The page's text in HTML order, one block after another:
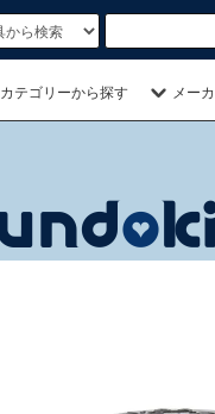
カテゴリーから探す メー